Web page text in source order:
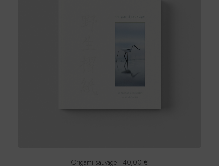
Origami sauvage 40,00€